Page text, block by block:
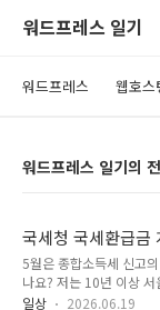
워드프레스 일기
워드프레스 웹호스
워드프레스 일기의
국세청 국세환급금
지급 신청 및 환급
득세)
5월은 종합소득세 신고
나요? 저는 10년 이상
고 있습니다. 요즘은 홈
일상 2026.06.19